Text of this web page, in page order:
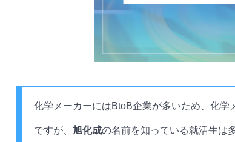
化学メーカーにはBtoB企業が多いため、化学
ですが、 旭化成の名前を知っている就活生は